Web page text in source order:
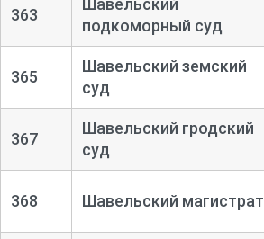
363
Шавельский
подкоморный суд
365
Шавельский земский
суд
367
Шавельский гродский
суд
368 Шавельский магистрат